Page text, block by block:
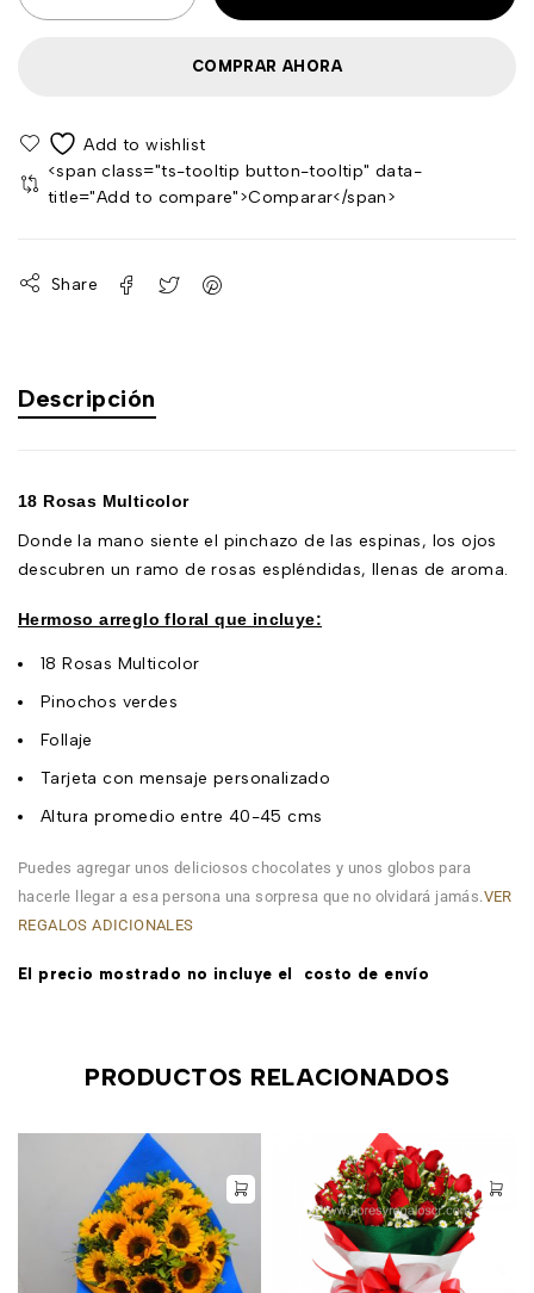
COMPRAR AHORA
<span class="ts-tooltip button-tooltip" data-
title="Add to compare">Comparar</span>
Share
Descripción
18 Rosas Multicolor
Donde la mano siente el pinchazo de las espinas, los ojos
descubren un ramo de rosas espléndidas, llenas de aroma.
Hermoso arreglo floral que incluye:
18 Rosas Multicolor
Pinochos verdes
Follaje
Tarjeta con mensaje personalizado
Altura promedio entre 40-45 cms
Puedes agregar unos deliciosos chocolates y unos globos para
hacerle llegar a esa persona una sorpresa que no olvidará jamás.VER
REGALOS ADICIONALES
El precio mostrado no incluye el costo de envío
PRODUCTOS RELACIONADOS